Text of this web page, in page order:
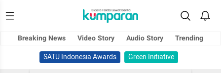
Breaking News Video Story Audio Story
Trending
SATU Indonesia Awards
Green Initiative